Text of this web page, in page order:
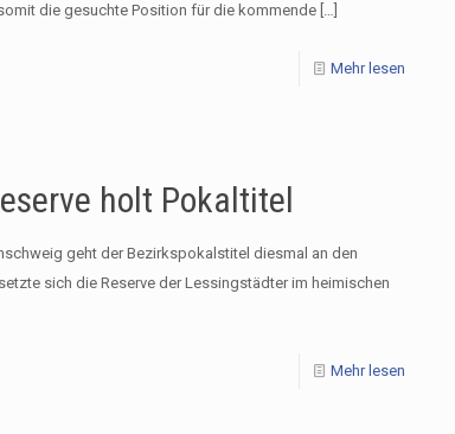
die gesuchte Position für die kommende[…]
Mehr lesen
holt Pokaltitel
geht der Bezirkspokalstitel diesmal an den
sich die Reserve der Lessingstädter im heimischen
Mehr lesen